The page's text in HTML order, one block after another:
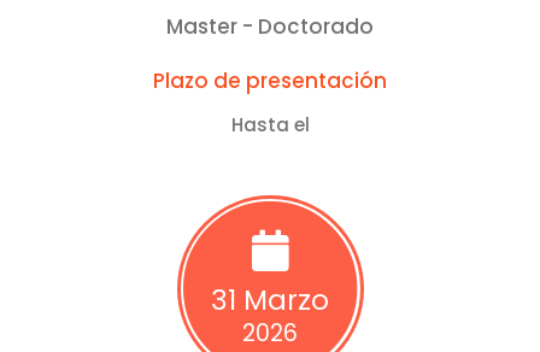
Master - Doctorado
Plazo de presentación
Hasta el
31 Marzo
2026